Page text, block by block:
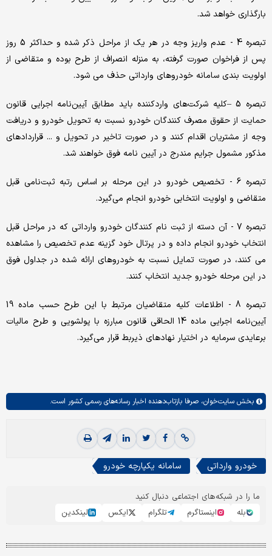
بارگذاری خواهد شد.
تبصره 4 - عدم واریز وجه در هر یک از مراحل ذکر شده و حداکثر 5 روز
پس از فراخوان صورت گرفته، به منزله انصراف از طرح بوده و متقاضی از
اولویت بندی سامانه خودروهای وارداتی حذف می شود.
تبصره 5 –کلیه شرکت‌های واردکننده باید مطابق آیین‌نامه اجرایی قانون
حمایت از حقوق مصرف کنندگان خودرو نسبت به تحویل خودرو و دریافت
وجه از مشتریان اقدام کنند و در صورت تاخیر در تحویل و ... قراردادهای
مذکور مشمول جرایم مندرج در آیین نامه فوق خواهند شد.
تبصره 6 - تخصیص خودرو در این مرحله بر اساس رتبه ثبت‌نامی قبل
متقاضی و اولویت انتخابی خودرو انجام می‌گیرد.
تبصره 7 - آن دسته از ثبت نام کنندگان خودرو وارداتی که در مراحل قبل
انتخاب خودرو انجام داده و در پرتال خود گزینه عدم تخصیص را مشاهده
می کنند، در صورت تمایل نسبت به خودروهای ارائه شده در جداول فوق
در این مرحله خودرو جدید انتخاب کنند.
تبصره 8 - اطلاعات کلیه متقاضیان مرتبط با این طرح حسب ماده 19
آیین‌نامه اجرایی ماده 14 الحاقی قانون مبارزه با پولشویی و طرح مالیات
برعایدی سرمایه در اختیار نهادهای ذیربط قرار می‌گیرد.
بخش سایت‌خوان، صرفا بازتاب‌دهنده اخبار رسانه‌های رسمی کشور است.
خودرو وارداتی سامانه یکپارچه خودرو
ما را در شبکه‌های اجتماعی دنبال کنید
بله
اینستاگرم تلگرام ایکس لینکدین